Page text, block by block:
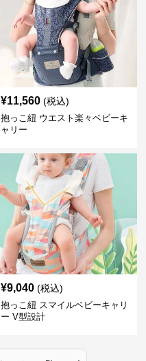
¥11,560 (税込)
抱っこ紐 ウエスト楽々ベビーキ
ャリー
¥9,040 (税込)
抱っこ紐 スマイルベビーキャリ
ー V型設計